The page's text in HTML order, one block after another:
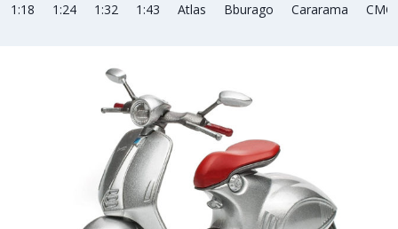
1:18 1:24 1:32 1:43 Atlas Bburago Cararama CMC